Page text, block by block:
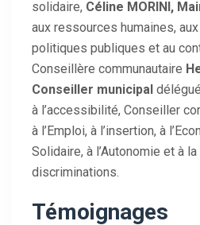
solidaire, Céline MORINI,
aux ressources humaines,
politiques publiques et au
Conseillère communautaire
Conseiller municipal
à l’accessibilité, Conseiller
à l’Emploi, à l’insertion, à
Solidaire, à l’Autonomie et à
discriminations.
Témoignages